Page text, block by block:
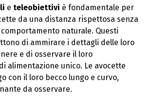
e teleobiettivi è fondamentale per
da una distanza rispettosa senza
naturale. Questi
di ammirare i dettagli delle loro
e di osservare il loro
alimentazione unico. Le avocette
con il loro becco lungo e curvo,
da osservare.